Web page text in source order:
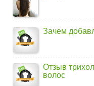
Зачем
Отзыв
волос